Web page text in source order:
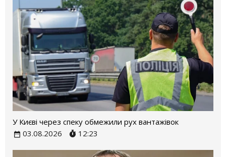
У Києві через спеку обмежили рух вантажівок
03.08.2026
12:23